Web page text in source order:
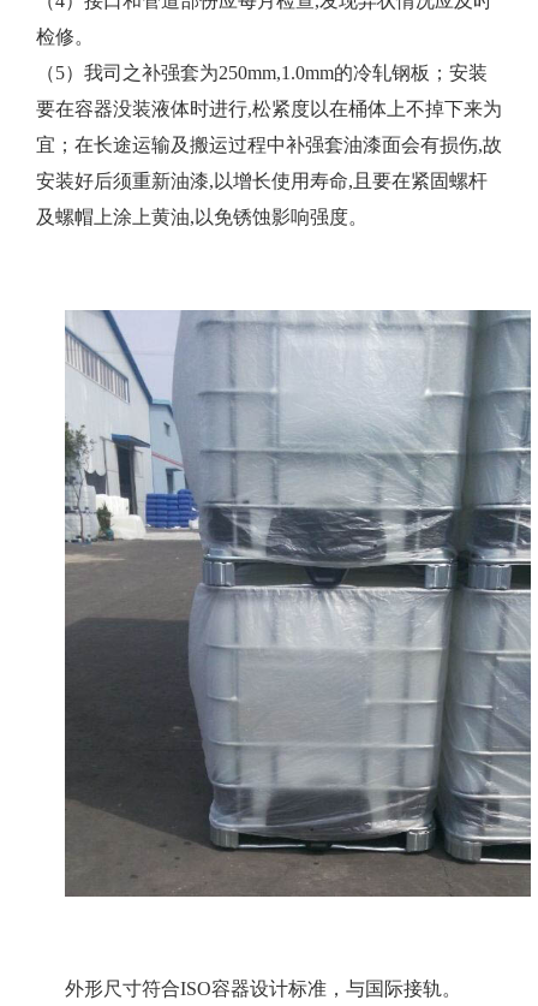
检修。
（5）我司之补强套为250mm,1.0mm的冷轧钢板；安装
要在容器没装液体时进行,松紧度以在桶体上不掉下来为
宜；在长途运输及搬运过程中补强套油漆面会有损伤,故
安装好后须重新油漆,以增长使用寿命,且要在紧固螺杆
及螺帽上涂上黄油,以免锈蚀影响强度。
外形尺寸符合ISO容器设计标准，与国际接轨。